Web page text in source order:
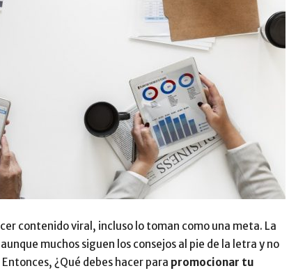
Digitalización
contenido viral, incluso lo toman como una meta. La
muchos siguen los consejos al pie de la letra y no
¿Qué debes hacer para promocionar tu